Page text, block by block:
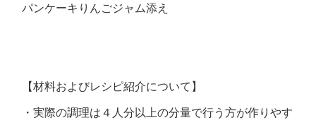
パンケーキりんごジャム添え
【材料およびレシピ紹介について】
・実際の調理は４人分以上の分量で行う方が作りやす